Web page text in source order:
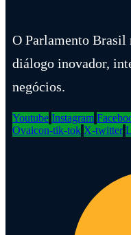
O Parlamento Brasil
diálogo inovador,
negócios.
Youtube Instagram
Ovaicon-tik-tok X-twitter